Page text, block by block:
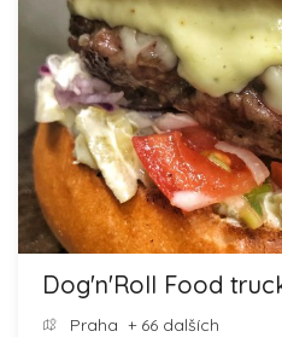
Dog'n'Roll Food
Praha + 66 dalších